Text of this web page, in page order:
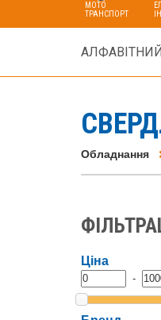
МОТО
ТРАНСПОРТ
Обладнання
Ціна
-